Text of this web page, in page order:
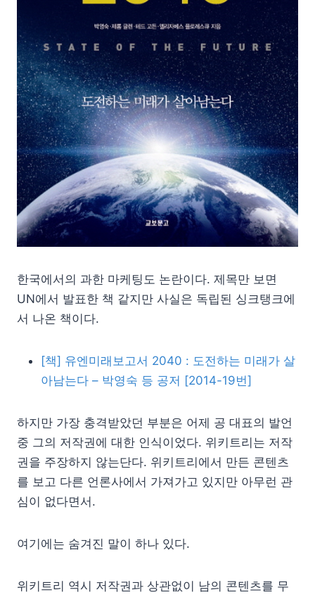
한국에서의 과한 마케팅도 논란이다. 제목만 보면
UN에서 발표한 책 같지만 사실은 독립된 싱크탱크에
서 나온 책이다.
[책] 유엔미래보고서 2040 : 도전하는 미래가 살
아남는다 – 박영숙 등 공저 [2014-19번]
하지만 가장 충격받았던 부분은 어제 공 대표의 발언
중 그의 저작권에 대한 인식이었다. 위키트리는 저작
권을 주장하지 않는단다. 위키트리에서 만든 콘텐츠
를 보고 다른 언론사에서 가져가고 있지만 아무런 관
심이 없다면서.
여기에는 숨겨진 말이 하나 있다.
위키트리 역시 저작권과 상관없이 남의 콘텐츠를 무